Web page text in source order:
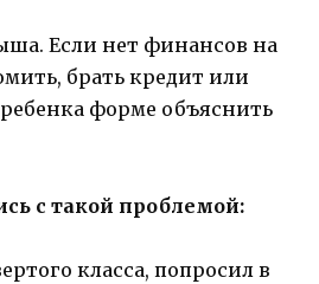
Если нет финансов на
брать кредит или
форме объяснить
с такой проблемой:
класса, попросил в